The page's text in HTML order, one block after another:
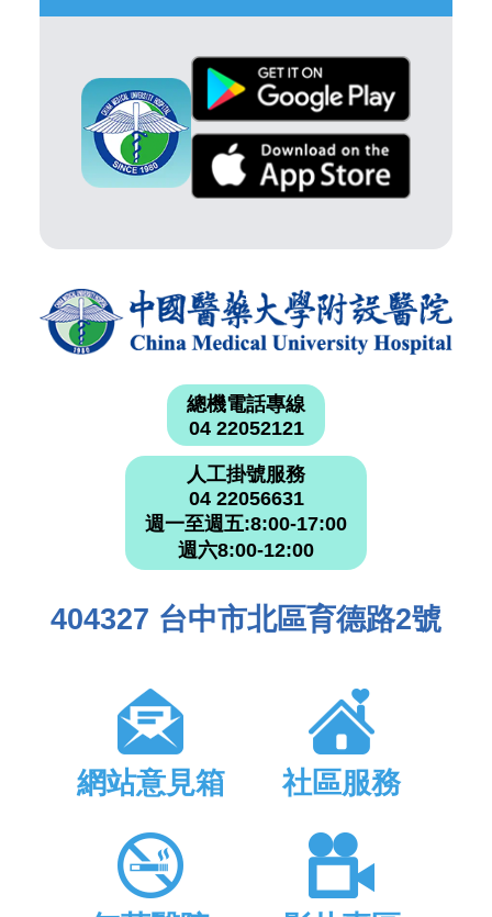
總機電話專線
04 22052121
人工掛號服務
04 22056631
週一至週五:8:00-17:00
週六8:00-12:00
404327 台中市北區育德路2號
網站意見箱 社區服務